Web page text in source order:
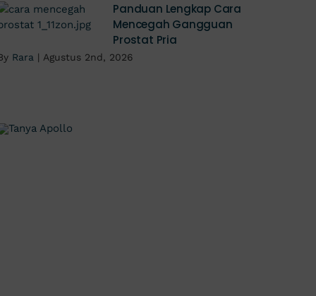
Panduan Lengkap Cara
Mencegah Gangguan
Prostat Pria
Rara | Agustus 2nd, 2026